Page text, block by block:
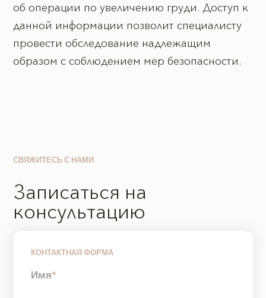
об операции по увеличению груди. Доступ к
данной информации позволит специалисту
провести обследование надлежащим
образом с соблюдением мер безопасности.
СВЯЖИТЕСЬ С НАМИ
Записаться на
консультацию
КОНТАКТНАЯ ФОРМА
Имя*